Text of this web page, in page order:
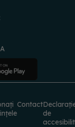
Contact
de